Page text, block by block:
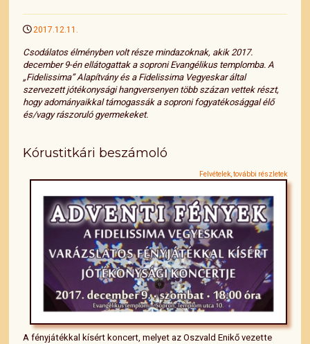
2017.12.11.
Csodálatos élményben volt része mindazoknak, akik 2017.
december 9-én ellátogattak a soproni Evangélikus templomba. A
„Fidelissima” Alapítvány és a Fidelissima Vegyeskar által
szervezett jótékonysági hangversenyen több százan vettek részt,
hogy adományaikkal támogassák a soproni fogyatékosággal élő
és/vagy rászoruló gyermekeket.
Kórustitkári beszámoló
Felvételek, további részletek
A fényjátékkal kísért koncert, melyet az Oszvald Enikő vezette